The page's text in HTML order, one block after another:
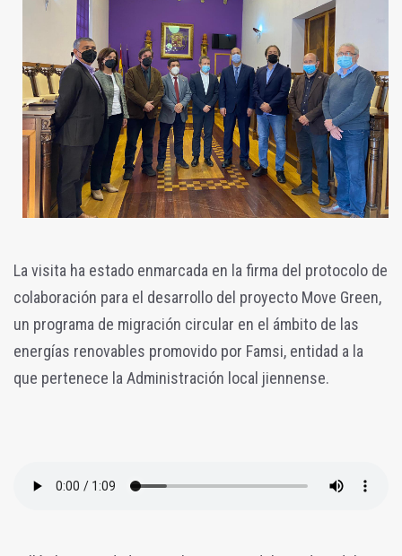
La visita ha estado enmarcada en la firma del protocolo de
colaboración para el desarrollo del proyecto Move Green,
un programa de migración circular en el ámbito de las
energías renovables promovido por Famsi, entidad a la
que pertenece la Administración local jiennense.